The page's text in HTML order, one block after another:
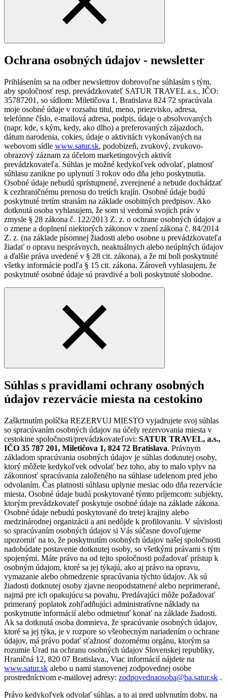
Ochrana osobných údajov - newsletter
Prihlásením sa na odber newslettrov dobrovoľne súhlasím s tým,
aby spoločnosť resp. prevádzkovateľ SATUR TRAVEL a.s., IČO:
35787201, so sídlom: Miletičova 1, Bratislava 824 72 spracúvala
moje osobné údaje v rozsahu titul, meno, priezvisko, adresa,
telefónne číslo, e-mailová adresa, podpis, údaje o absolvovaných
(napr. kde, s kým, kedy, ako dlho) a preferovaných zájazdoch,
dátum narodenia, cokies, údaje o aktivitách vykonávaných na
webovom sídle www.satur.sk, podobizeň, zvukový, zvukovo-
obrazový záznam za účelom marketingových aktivít
prevádzkovateľa. Súhlas je možné kedykoľvek odvolať, platnosť
súhlasu zanikne po uplynutí 3 rokov odo dňa jeho poskytnutia.
Osobné údaje nebudú sprístupnené, zverejnené a nebude dochádzať
k cezhraničnému prenosu do tretích krajín. Osobné údaje budú
poskytnuté tretím stranám na základe osobitných predpisov. Ako
dotknutá osoba vyhlasujem, že som si vedomá svojich práv v
zmysle § 28 zákona č. 122/2013 Z. z. o ochrane osobných údajov a
o zmene a doplnení niektorých zákonov v znení zákona č. 84/2014
Z. z. (na základe písomnej žiadosti alebo osobne u prevádzkovateľa
žiadať o opravu nesprávnych, neaktuálnych alebo neúplných údajov
a ďalšie práva uvedené v § 28 cit. zákona), a že mi boli poskytnuté
všetky informácie podľa § 15 cit. zákona. Zároveň vyhlasujem, že
poskytnuté osobné údaje sú pravdivé a boli poskytnuté slobodne.
Súhlas s pravidlami ochrany osobných
údajov rezervácie miesta na cestokino
Zaškrtnutím políčka REZERVUJ MIESTO vyjadrujete svoj súhlas
so spracúvaním osobných údajov na účely rezervovania miesta v
cestokine spoločnosti/prevádzkovateľovi: SATUR TRAVEL, a.s.,
IČO 35 787 201, Miletičova 1, 824 72 Bratislava. Právnym
základom spracúvania osobných údajov je súhlas dotknutej osoby,
ktorý môžete kedykoľvek odvolať bez toho, aby to malo vplyv na
zákonnosť spracúvania založeného na súhlase udelenom pred jeho
odvolaním. Čas platnosti súhlasu uplynie mesiac odo dňa rezervácie
miesta. Osobné údaje budú poskytované týmto príjemcom: subjekty,
ktorým prevádzkovateľ poskytuje osobné údaje na základe zákona.
Osobné údaje nebudú poskytované do tretej krajiny alebo
medzinárodnej organizácii a ani nedôjde k profilovaniu. V súvislosti
so spracúvaním osobných údajov si Vás súčasne dovoľujeme
upozorniť na to, že poskytnutím osobných údajov našej spoločnosti
nadobúdate postavenie dotknutej osoby, so všetkými právami s tým
spojenými. Máte právo na od tejto spoločnosti požadovať prístup k
osobným údajom, ktoré sa jej týkajú, ako aj právo na opravu,
vymazanie alebo obmedzenie spracúvania týchto údajov. Ak sú
žiadosti dotknutej osoby zjavne neopodstatnené alebo neprimerané,
najmä pre ich opakujúcu sa povahu, Predávajúci môže požadovať
primeraný poplatok zohľadňujúci administratívne náklady na
poskytnutie informácií alebo odmietnuť konať na základe žiadosti.
Ak sa dotknutá osoba domnieva, že spracúvanie osobných údajov,
ktoré sa jej týka, je v rozpore so všeobecným nariadením o ochrane
údajov, má právo podať sťažnosť dozornému orgánu, ktorým sa
rozumie Úrad na ochranu osobných údajov Slovenskej republiky,
Hraničná 12, 820 07 Bratislava., Viac informácií nájdete na
www.satur.sk alebo u nami stanovenej zodpovednej osobe
prostredníctvom e-mailovej adresy: zodpovednaosoba@ba.satur.sk .
Právo kedykoľvek odvolať súhlas, a to aj pred uplynutím doby, na